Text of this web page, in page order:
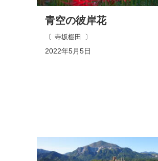
2022年5月5日
寺坂棚田
青空の彼岸花